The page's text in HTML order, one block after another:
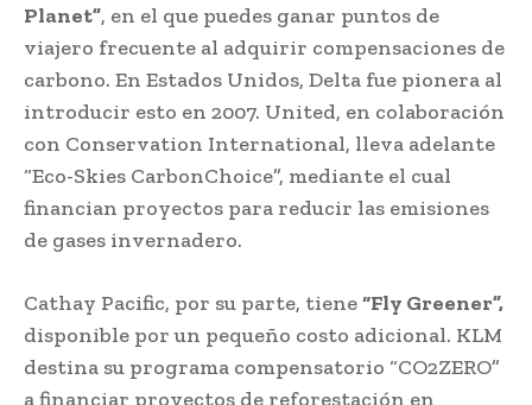
Planet”, en el que puedes ganar puntos de
viajero frecuente al adquirir compensaciones de
carbono. En Estados Unidos, Delta fue pionera al
introducir esto en 2007. United, en colaboración
con Conservation International, lleva adelante
“Eco-Skies CarbonChoice”, mediante el cual
financian proyectos para reducir las emisiones
de gases invernadero.
Cathay Pacific, por su parte, tiene“Fly Greener”,
disponible por un pequeño costo adicional. KLM
destina su programa compensatorio “CO2ZERO”
a financiar proyectos de reforestación en